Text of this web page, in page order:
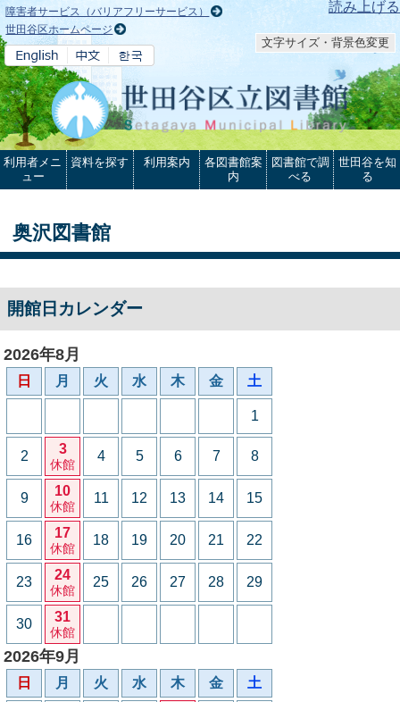
本文へ 読み上げる
障害者サービス（バリアフリーサービス）
世田谷区ホームページ
文字サイズ・背景色変更
利用者メニ
ュー
資料を探す 利用案内
各図書館案
内
図書館で調
べる
世田谷を知
る
奥沢図書館
開館日カレンダー
2026年8月
日 月 火 水 木 金 土
1
2 3
休館
4 5 6 7 8
9 10
休館
11 12 13 14 15
16 17
休館
18 19 20 21 22
23 24
休館
25 26 27 28 29
30 31
休館
2026年9月
日 月 火 水 木 金 土